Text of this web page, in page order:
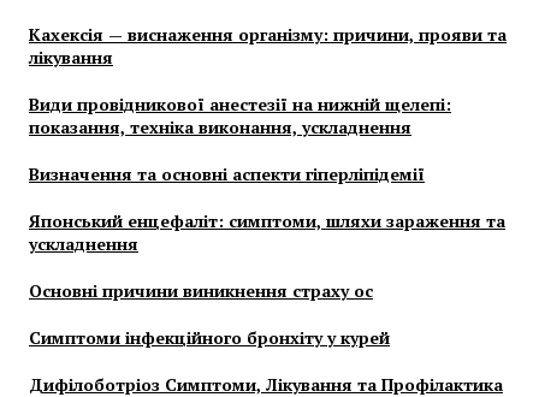
Кахексія — виснаження організму: причини, прояви та
лікування
Види провідникової анестезії на нижній щелепі:
показання, техніка виконання, ускладнення
Визначення та основні аспекти гіперліпідемії
Японський енцефаліт: симптоми, шляхи зараження та
ускладнення
Основні причини виникнення страху ос
Симптоми інфекційного бронхіту у курей
Дифілоботріоз Симптоми, Лікування та Профілактика